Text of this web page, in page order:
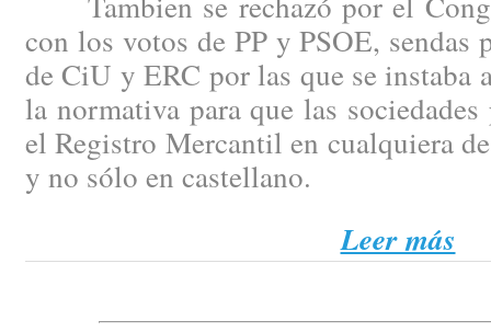
con los votos de PP y PSOE, sendas
de CiU y ERC por las que se instaba
la normativa para que las
el Registro Mercantil en cualquiera
y no sólo en castellano.
Leer más